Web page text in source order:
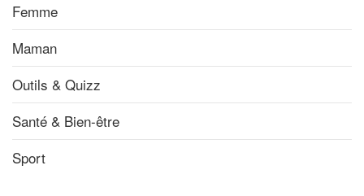
Femme
Maman
Outils & Quizz
Santé & Bien-être
Sport